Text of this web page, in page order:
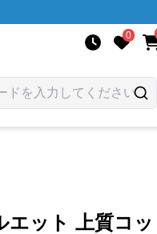
0
エット 上質コッ